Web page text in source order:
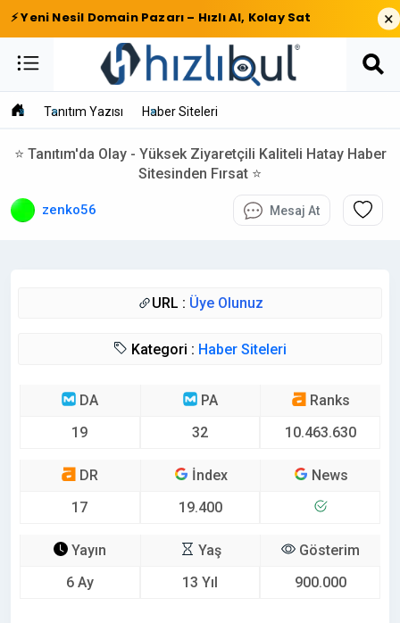
⚡ Yeni Nesil Domain Pazarı – Hızlı Al, Kolay Sat ×
Tanıtım Yazısı Haber Siteleri
⭐ Tanıtım'da Olay - Yüksek Ziyaretçili Kaliteli Hatay Haber
Sitesinden Fırsat ⭐
zenko56 Mesaj At
URL : Üye Olunuz
Kategori : Haber Siteleri
DA
19
PA
32
Ranks
10.463.630
DR
17
İndex
19.400
News
Yayın
6 Ay
Yaş
13 Yıl
Gösterim
900.000